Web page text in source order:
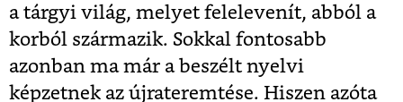
a tárgyi világ, melyet felelevenít, abból a
korból származik. Sokkal fontosabb
azonban ma már a beszélt nyelvi
képzetnek az újrateremtése. Hiszen azóta